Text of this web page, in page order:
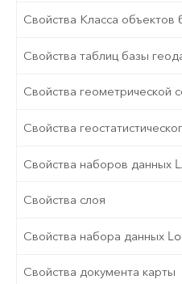
Свойства Класса объектов
Свойства таблиц базы
Свойства геометрической
Свойства
Свойства наборов данных
Свойства слоя
Свойства набора данных
Свойства документа карты